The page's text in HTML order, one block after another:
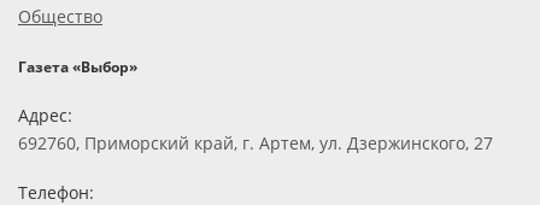
Общество
Газета «Выбор»
Адрес:
692760, Приморский край, г. Артем, ул. Дзержинского, 27
Телефон: